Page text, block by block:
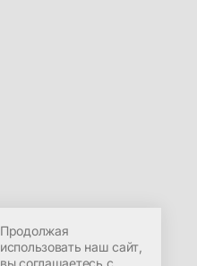
Продолжая
использовать наш сайт,
вы соглашаетесь с